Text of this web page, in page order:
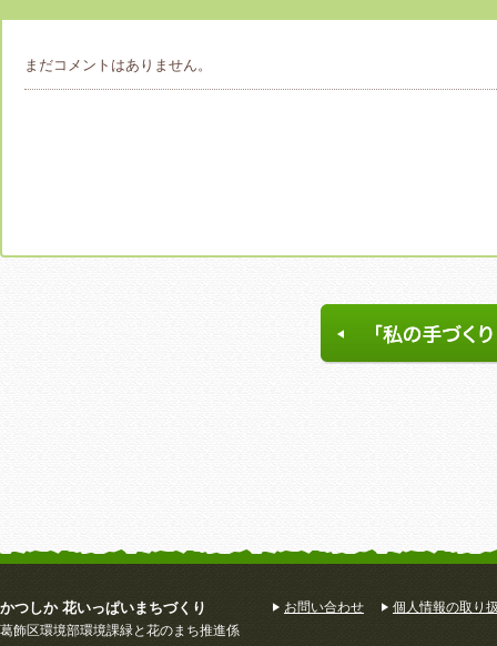
まだコメントはありません。
かつしか 花いっぱいまちづくり
葛飾区環境部環境課緑と花のまち推進係
お問い合わせ 個人情報の取り